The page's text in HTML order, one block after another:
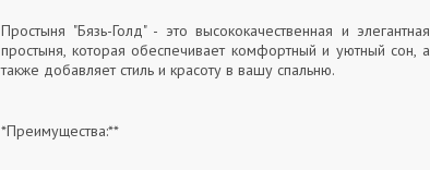
Простыня "Бязь-Голд" - это высококачественная и элегантная
простыня, которая обеспечивает комфортный и уютный сон, а
также добавляет стиль и красоту в вашу спальню.
*Преимущества:**